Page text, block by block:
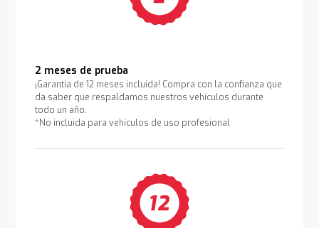
2 meses de prueba
¡Garantía de 12 meses incluida! Compra con la confianza que
da saber que respaldamos nuestros vehículos durante
todo un año.
*No incluida para vehículos de uso profesional